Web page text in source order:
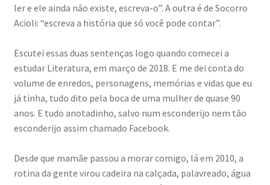
ler e ele ainda não existe, escreva-o”. A outra é de Socorro
Acioli: “escreva a história que só você pode contar”.
Escutei essas duas sentenças logo quando comecei a
estudar Literatura, em março de 2018. E me dei conta do
volume de enredos, personagens, memórias e vidas que eu
já tinha, tudo dito pela boca de uma mulher de quase 90
anos. E tudo anotadinho, salvo num esconderijo nem tão
esconderijo assim chamado Facebook.
Desde que mamãe passou a morar comigo, lá em 2010, a
rotina da gente virou cadeira na calçada, palavreado, água